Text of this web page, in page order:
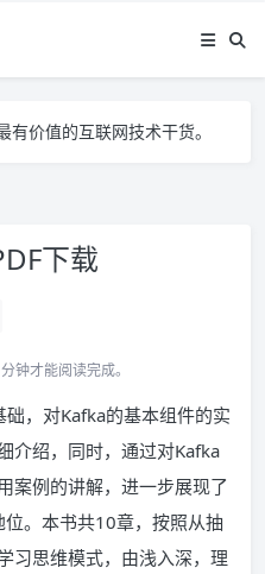
价值的互联网技术干货。
下载
钟才能阅读完成。
，对Kafka的基本组件的实
介绍，同时，通过对Kafka
案例的讲解，进一步展现了
。本书共10章，按照从抽
习思维模式，由浅入深，理